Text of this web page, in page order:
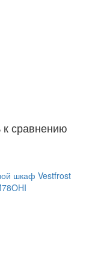
к сравнению
шкаф Vestfrost